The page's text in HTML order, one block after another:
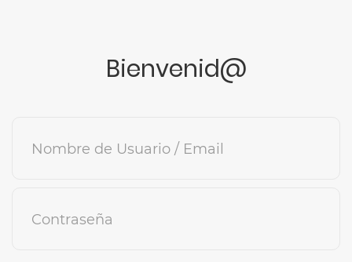
Bienvenid@
Nombre de Usuario / Email
Contraseña